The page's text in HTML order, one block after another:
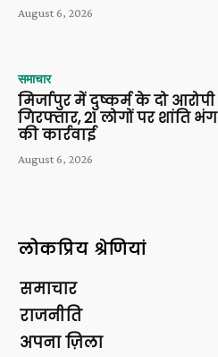
August 6, 2026
समाचार
मिर्जापुर में दुष्कर्म के दो आरोपी
गिरफ्तार, 21 लोगों पर शांति भंग
की कार्रवाई
August 6, 2026
लोकप्रिय श्रेणियां
समाचार
राजनीति
अपना ज़िला